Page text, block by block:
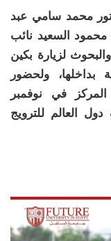
محمد سامي عبد
محمود السعيد نائب
لزيارة بكين
بداخلها، ولحضور
في نوفمبر
دول العالم للترويج